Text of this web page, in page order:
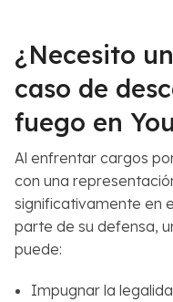
a
a
*
o
¿Necesito
caso de
fuego en
Al enfrentar cargos
con una
significativamente en
parte de su defensa,
puede:
Impugnar la